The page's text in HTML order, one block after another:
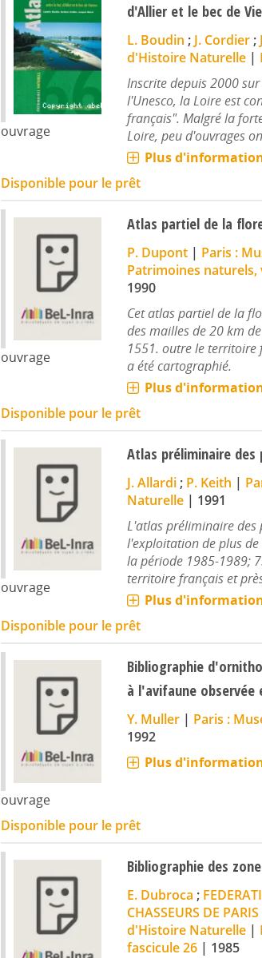
ouvrage
d'Allier et le bec de
L. Boudin ; J. Cordier;
d'Histoire Naturelle|
Inscrite depuis 2000
l'Unesco, la Loire est
français". Malgré la
Loire, peu d'ouvrages
Plus
Disponible pour le prêt
ouvrage
Atlas partiel de la
P. Dupont | Paris :
Patrimoines naturels,
1990
Cet atlas partiel de la
des mailles de 20 km
1551. outre le
a été cartographié.
Plus
Disponible pour le prêt
ouvrage
Atlas préliminaire des
J. Allardi; P. Keith |
Naturelle| 1991
L'atlas préliminaire des
l'exploitation de plus
la période 1985-1989;
territoire français et
Plus
Disponible pour le prêt
ouvrage
Bibliographie
à l'avifaune observée
Y. Muller | Paris :
1992
Plus
Disponible pour le prêt
Bibliographie des
E. Dubroca ;
CHASSEURS DE
d'Histoire Naturelle|
fascicule 26| 1985